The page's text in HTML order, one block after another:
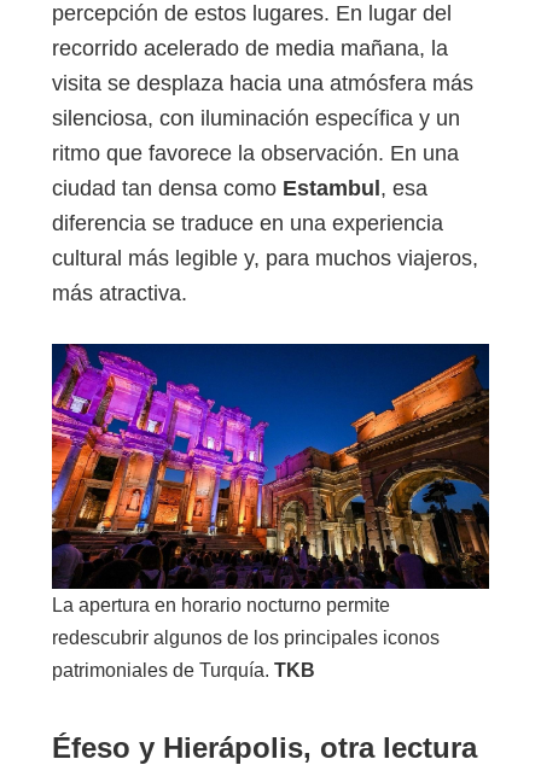
percepción de estos lugares. En lugar del
recorrido acelerado de media mañana, la
visita se desplaza hacia una atmósfera más
silenciosa, con iluminación específica y un
ritmo que favorece la observación. En una
ciudad tan densa como Estambul , esa
diferencia se traduce en una experiencia
cultural más legible y, para muchos viajeros,
más atractiva.
La apertura en horario nocturno permite
redescubrir algunos de los principales iconos
patrimoniales de Turquía. TKB
Éfeso y Hierápolis, otra lectura